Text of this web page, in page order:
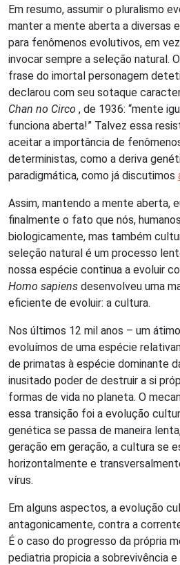
Em resumo, assumir o pluralismo
manter a mente aberta a diversas
para fenômenos evolutivos, em
invocar sempre a seleção natural.
frase do imortal personagem
declarou com seu sotaque
Chan no Circo , de 1936: “mente
funciona aberta!” Talvez essa
aceitar a importância de
deterministas, como a deriva
paradigmática, como já discutimos
Assim, mantendo a mente aberta,
finalmente o fato que nós,
biologicamente, mas também
seleção natural é um processo
nossa espécie continua a evoluir
Homo sapiens desenvolveu uma
eficiente de evoluir: a cultura.
Nos últimos 12 mil anos – um
evoluímos de uma espécie
de primatas à espécie dominante
inusitado poder de destruir a si
formas de vida no planeta. O
essa transição foi a evolução
genética se passa de maneira
geração em geração, a cultura se
horizontalmente e
vírus.
Em alguns aspectos, a evolução
antagonicamente, contra a
É o caso do progresso da própria
pediatria propicia a sobrevivência